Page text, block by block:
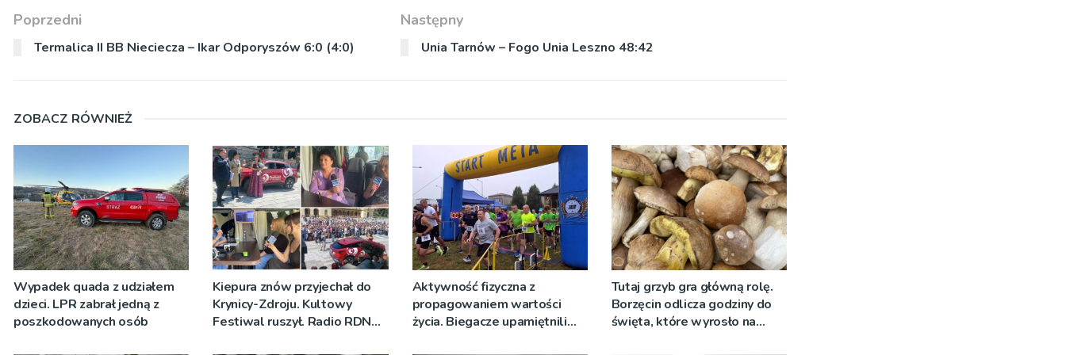
Poprzedni
Termalica II BB Nieciecza – Ikar Odporyszów 6:0 (4:0)
Następny
Unia Tarnów – Fogo Unia Leszno 48:42
ZOBACZ RÓWNIEŻ
Wypadek quada z udziałem
dzieci. LPR zabrał jedną z
poszkodowanych osób
Kiepura znów przyjechał do
Krynicy-Zdroju. Kultowy
Festiwal ruszył. Radio RDN
Aktywność fizyczna z
propagowaniem wartości
życia. Biegacze upamiętnili
Tutaj grzyb gra główną rolę.
Borzęcin odlicza godziny do
święta, które wyrosło na